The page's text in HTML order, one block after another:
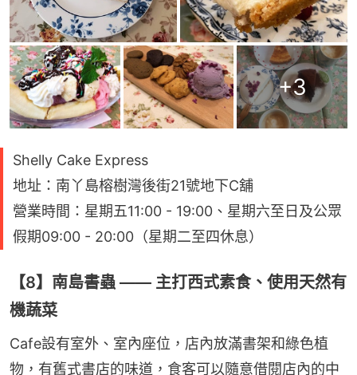
+3
Shelly Cake Express
地址：南丫島榕樹灣後街21號地下C舖
營業時間：星期五11:00 - 19:00、星期六至日及公眾
假期09:00 - 20:00（星期二至四休息）
【8】南島書蟲 —— 主打西式素食、使用天然有
機蔬菜
Cafe設有室外、室內座位，店內放滿書架和綠色植
物，有舊式書店的味道，食客可以隨意借閱店內的中